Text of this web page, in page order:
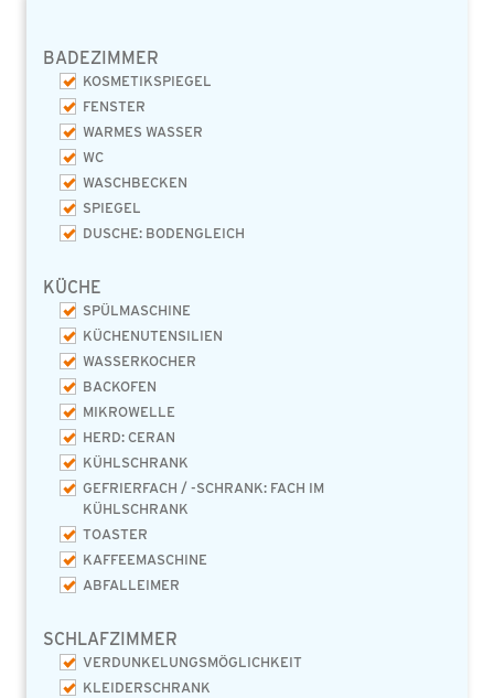
BADEZIMMER
KOSMETIKSPIEGEL
FENSTER
WARMES WASSER
WC
WASCHBECKEN
SPIEGEL
DUSCHE: BODENGLEICH
KÜCHE
SPÜLMASCHINE
KÜCHENUTENSILIEN
WASSERKOCHER
BACKOFEN
MIKROWELLE
HERD: CERAN
KÜHLSCHRANK
GEFRIERFACH / -SCHRANK: FACH IM
KÜHLSCHRANK
TOASTER
KAFFEEMASCHINE
ABFALLEIMER
SCHLAFZIMMER
VERDUNKELUNGSMÖGLICHKEIT
KLEIDERSCHRANK